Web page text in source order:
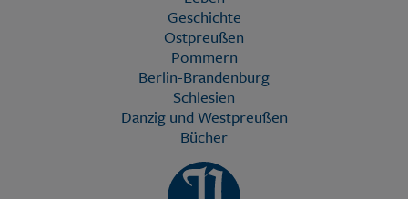
Geschichte
Ostpreußen
Pommern
Berlin-Brandenburg
Schlesien
Danzig und Westpreußen
Bücher